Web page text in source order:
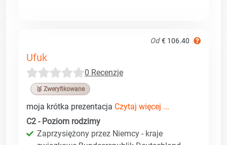
Od € 106.40
Ufuk
0 Recenzje
🥉 Zweryfikowane
moja krótka prezentacja Czytaj więcej ...
C2 - Poziom rodzimy
Zaprzysiężony przez Niemcy - kraje